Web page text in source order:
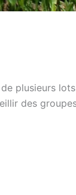
plusieurs
des